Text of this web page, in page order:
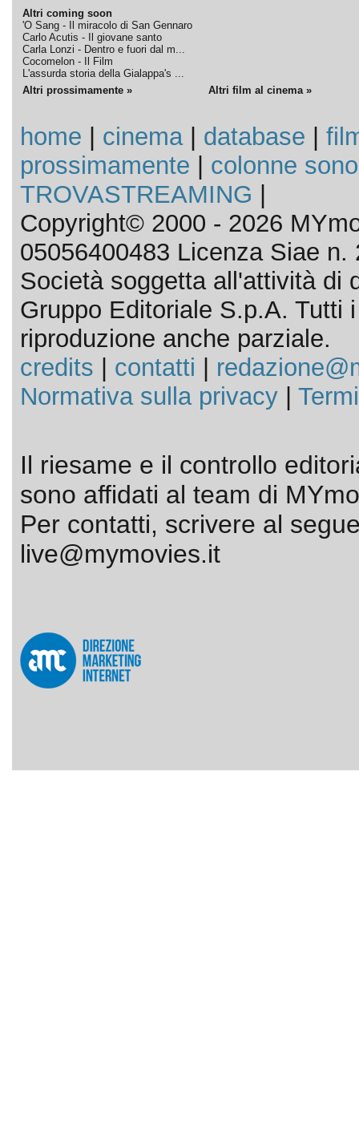
Altri coming soon
'O Sang - Il miracolo di San Gennaro
Carlo Acutis - Il giovane santo
Carla Lonzi - Dentro e fuori dal m...
Cocomelon - Il Film
L'assurda storia della Gialappa's ...
Altri prossimamente » Altri film al cinema »
home cinema| database
prossimamente
colonne
TROVASTREAMING
Copyright© 2000 - 2026
05056400483 Licenza Siae n.
Società soggetta all'attività di
Gruppo Editoriale S.p.A. Tutti
riproduzione anche parziale.
credits
contatti
Normativa sulla privacy|
Il riesame e il controllo
sono affidati al team di
Per contatti, scrivere al
live@mymovies.it